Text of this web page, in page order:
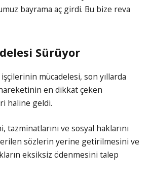
bayrama aç girdi. Bu bize reva
Sürüyor
mücadelesi, son yıllarda
en dikkat çeken
haline geldi.
tazminatlarını ve sosyal haklarını
sözlerin yerine getirilmesini ve
eksiksiz ödenmesini talep